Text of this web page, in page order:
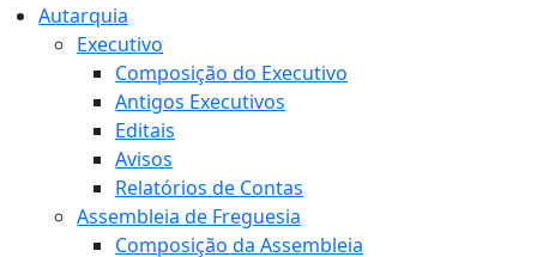
Autarquia
Executivo
Composição do Executivo
Antigos Executivos
Editais
Avisos
Relatórios de Contas
Assembleia de Freguesia
Composição da Assembleia